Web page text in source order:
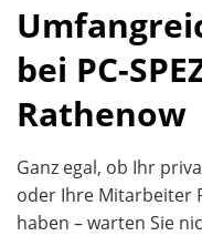
bei PC-
Rathenow
Ganz egal, ob Ihr
oder Ihre Mitarbeiter
haben – warten Sie